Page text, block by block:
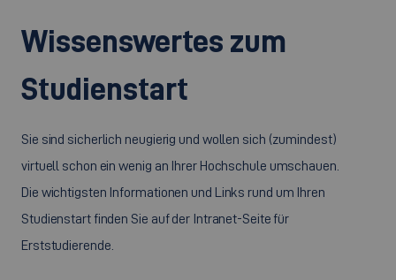
Wissenswertes zum
Studienstart
Sie sind sicherlich neugierig und wollen sich (zumindest)
virtuell schon ein wenig an Ihrer Hochschule umschauen.
Die wichtigsten Informationen und Links rund um Ihren
Studienstart finden Sie auf der Intranet-Seite für
Erststudierende.